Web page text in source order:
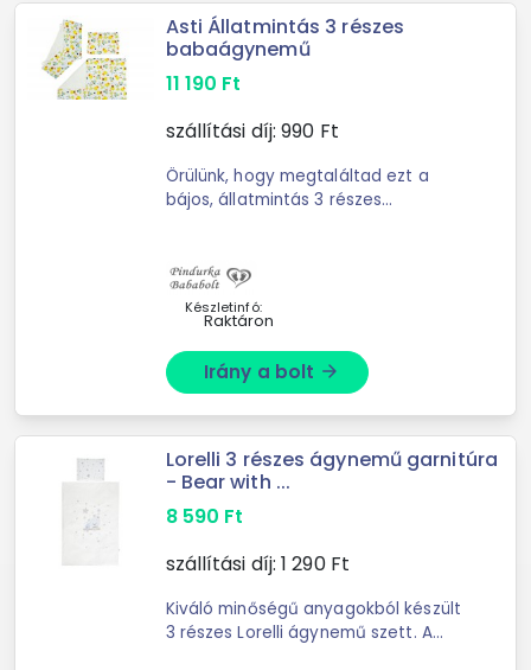
Asti Állatmintás 3 részes
babaágynemű
11 190 Ft
szállítási díj: 990 Ft
Örülünk, hogy megtaláltad ezt a
bájos, állatmintás 3 részes
Készletinfó:
Raktáron
Irány a bolt arrow_forward
Lorelli 3 részes ágynemű garnitúra
- Bear with ...
8 590 Ft
szállítási díj: 1 290Ft
Kiváló minőségű anyagokból készült
3 részes Lorelli ágynemű szett. A